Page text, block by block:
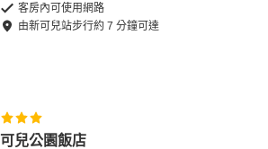
客房內可使用網路
由新可兒站步行約7 分鐘可達
可兒公園飯店